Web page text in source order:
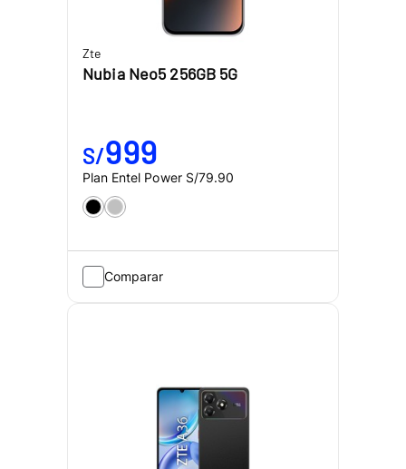
Zte
Nubia Neo5 256GB 5G
S/999
Plan Entel Power S/79.90
Comparar